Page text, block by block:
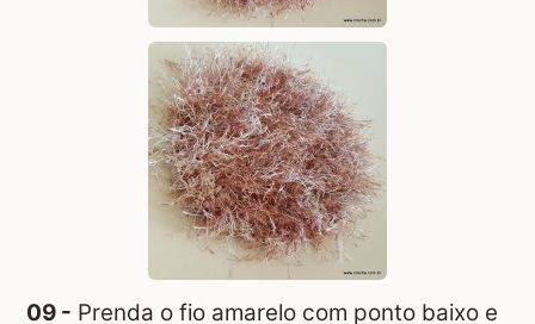
09 - Prenda o fio amarelo com ponto baixo e